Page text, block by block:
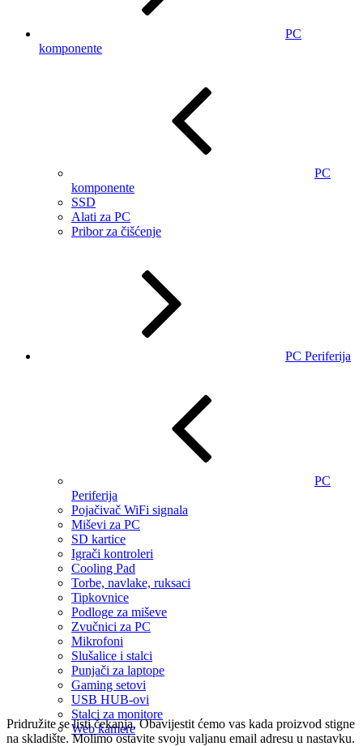
PC
komponente
PC
komponente
SSD
Alati za PC
Pribor za čišćenje
PC Periferija
PC
Periferija
Pojačivač WiFi signala
Miševi za PC
SD kartice
Igrači kontroleri
Cooling Pad
Torbe, navlake, ruksaci
Tipkovnice
Podloge za miševe
Zvučnici za PC
Mikrofoni
Slušalice i stalci
Punjači za laptope
Gaming setovi
USB HUB-ovi
Stalci za monitore
Web kamere
Pridružite se listi čekanja. Obavijestit ćemo vas kada proizvod stigne
na skladište. Molimo ostavite svoju valjanu email adresu u nastavku.